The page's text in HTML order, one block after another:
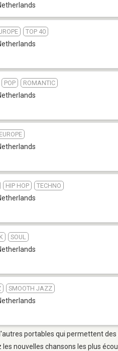
TOP 40
POP ROMANTIC
EUROPE
HIP HOP TECHNO
SOUL
SMOOTH JAZZ
portables qui permettent des
nouvelles chansons les plus